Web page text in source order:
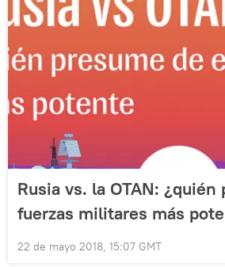
Rusia vs. la OTAN: ¿quién
fuerzas militares más
22 de mayo 2018, 15:07 GMT